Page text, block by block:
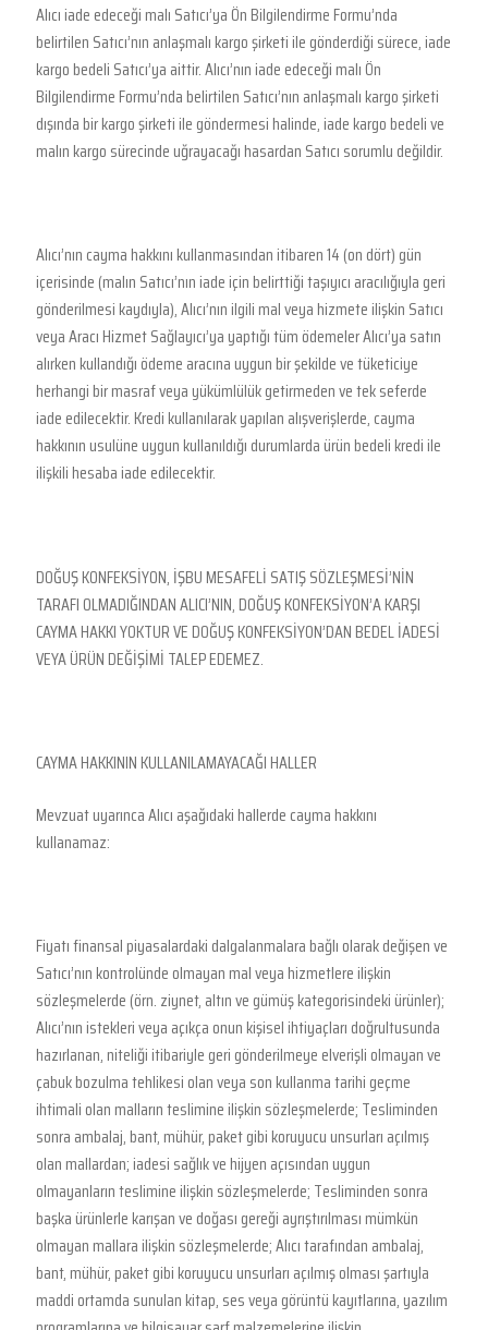
Alıcı iade edeceği malı Satıcı’ya Ön Bilgilendirme Formu’nda
belirtilen Satıcı’nın anlaşmalı kargo şirketi ile gönderdiği sürece, iade
kargo bedeli Satıcı’ya aittir. Alıcı’nın iade edeceği malı Ön
Bilgilendirme Formu’nda belirtilen Satıcı’nın anlaşmalı kargo şirketi
dışında bir kargo şirketi ile göndermesi halinde, iade kargo bedeli ve
malın kargo sürecinde uğrayacağı hasardan Satıcı sorumlu değildir.
Alıcı’nın cayma hakkını kullanmasından itibaren 14 (on dört) gün
içerisinde (malın Satıcı’nın iade için belirttiği taşıyıcı aracılığıyla geri
gönderilmesi kaydıyla), Alıcı’nın ilgili mal veya hizmete ilişkin Satıcı
veya Aracı Hizmet Sağlayıcı’ya yaptığı tüm ödemeler Alıcı’ya satın
alırken kullandığı ödeme aracına uygun bir şekilde ve tüketiciye
herhangi bir masraf veya yükümlülük getirmeden ve tek seferde
iade edilecektir. Kredi kullanılarak yapılan alışverişlerde, cayma
hakkının usulüne uygun kullanıldığı durumlarda ürün bedeli kredi ile
ilişkili hesaba iade edilecektir.
DOĞUŞ KONFEKSİYON, İŞBU MESAFELİ SATIŞ SÖZLEŞMESİ’NİN
TARAFI OLMADIĞINDAN ALICI’NIN, DOĞUŞ KONFEKSİYON’A KARŞI
CAYMA HAKKI YOKTUR VE DOĞUŞ KONFEKSİYON’DAN BEDEL İADESİ
VEYA ÜRÜN DEĞİŞİMİ TALEP EDEMEZ.
CAYMA HAKKININ KULLANILAMAYACAĞI HALLER
Mevzuat uyarınca Alıcı aşağıdaki hallerde cayma hakkını
kullanamaz:
Fiyatı finansal piyasalardaki dalgalanmalara bağlı olarak değişen ve
Satıcı’nın kontrolünde olmayan mal veya hizmetlere ilişkin
sözleşmelerde (örn. ziynet, altın ve gümüş kategorisindeki ürünler);
Alıcı’nın istekleri veya açıkça onun kişisel ihtiyaçları doğrultusunda
hazırlanan, niteliği itibariyle geri gönderilmeye elverişli olmayan ve
çabuk bozulma tehlikesi olan veya son kullanma tarihi geçme
ihtimali olan malların teslimine ilişkin sözleşmelerde; Tesliminden
sonra ambalaj, bant, mühür, paket gibi koruyucu unsurları açılmış
olan mallardan; iadesi sağlık ve hijyen açısından uygun
olmayanların teslimine ilişkin sözleşmelerde; Tesliminden sonra
başka ürünlerle karışan ve doğası gereği ayrıştırılması mümkün
olmayan mallara ilişkin sözleşmelerde; Alıcı tarafından ambalaj,
bant, mühür, paket gibi koruyucu unsurları açılmış olması şartıyla
maddi ortamda sunulan kitap, ses veya görüntü kayıtlarına, yazılım